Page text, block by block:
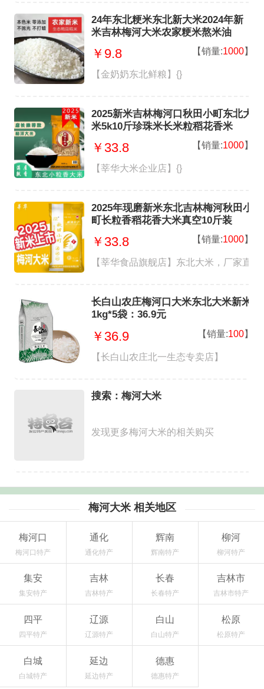
24年东北粳米东北新大米2024年新
米吉林梅河大米农家粳米熬米油
￥9.8 【销量:1000】
【金奶奶东北鲜粮】{}
2025新米吉林梅河口秋田小町东北大
米5k10斤珍珠米长米粒稻花香米
￥33.8 【销量:1000】
【莘华大米企业店】{}
2025年现磨新米东北吉林梅河秋田小
町长粒香稻花香大米真空10斤装
￥33.8 【销量:1000】
【莘华食品旗舰店】东北大米，厂家直
长白山农庄梅河口大米东北大米新米
1kg*5袋：36.9元
￥36.9 【销量:100】
【长白山农庄北一生态专卖店】
搜索：梅河大米
发现更多梅河大米的相关购买
梅河大米 相关地区
梅河口
梅河口特产
通化
通化特产
辉南
辉南特产
柳河
柳河特产
集安
集安特产
吉林
吉林特产
长春
长春特产
吉林市
吉林市特产
四平
四平特产
辽源
辽源特产
白山
白山特产
松原
松原特产
白城
白城特产
延边
延边特产
德惠
德惠特产